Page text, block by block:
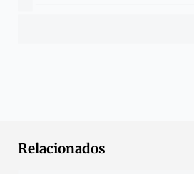
Relacionados